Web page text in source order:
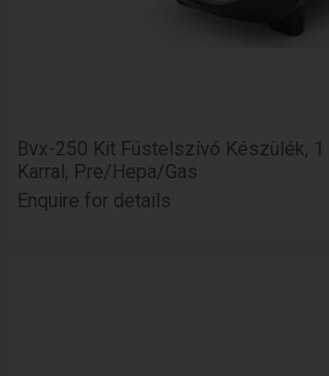
Bvx-250 Kit Füstelszívó Készülék,
Karral, Pre/Hepa/Gas
Enquire for details